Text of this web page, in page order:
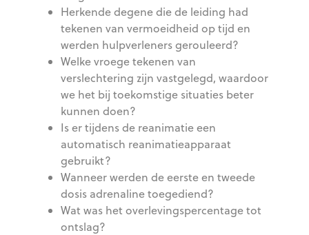
Herkende degene die de leiding had
tekenen van vermoeidheid op tijd en
werden hulpverleners gerouleerd?
Welke vroege tekenen van
verslechtering zijn vastgelegd, waardoor
we het bij toekomstige situaties beter
kunnen doen?
Is er tijdens de reanimatie een
automatisch reanimatieapparaat
gebruikt?
Wanneer werden de eerste en tweede
dosis adrenaline toegediend?
Wat was het overlevingspercentage tot
ontslag?